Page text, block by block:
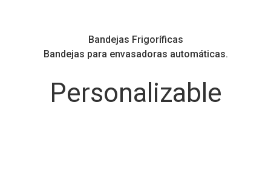
Bandejas Frigoríficas
Bandejas para envasadoras automáticas.
Personalizable